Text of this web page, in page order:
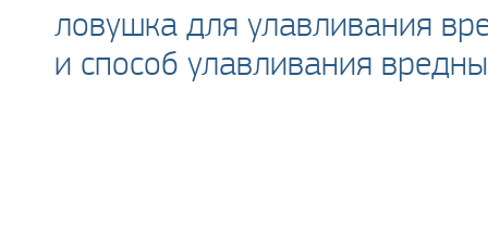
ловушка для улавливания
и способ улавливания